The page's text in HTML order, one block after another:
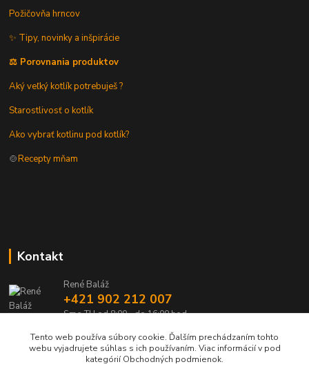
Požičovňa hrncov
✨ Tipy, novinky a inšpirácie
⚖️ Porovnania produktov
Aký veľký kotlík potrebuješ ?
Starostlivosť o kotlík
Ako vybrať kotlinu pod kotlík?
🍲Recepty mňam
Kontakt
René Baláž
+421 902 212 007
Sme TU od 8:00 - do 16:00 hod
info@kotlik.sk
Tento web používa súbory cookie. Ďalším prechádzaním tohto
webu vyjadrujete súhlas s ich používaním. Viac informácií v pod
kategórií Obchodných podmienok.